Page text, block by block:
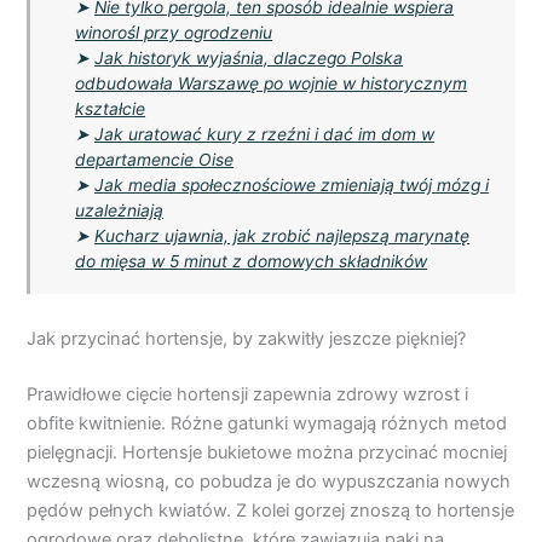
➤Nie tylko pergola, ten sposób idealnie wspiera
winorośl przy ogrodzeniu
➤Jak historyk wyjaśnia, dlaczego Polska
odbudowała Warszawę po wojnie w historycznym
kształcie
➤Jak uratować kury z rzeźni i dać im dom w
departamencie Oise
➤Jak media społecznościowe zmieniają twój mózg i
uzależniają
➤Kucharz ujawnia, jak zrobić najlepszą marynatę
do mięsa w 5 minut z domowych składników
Jak przycinać hortensje, by zakwitły jeszcze piękniej?
Prawidłowe cięcie hortensji zapewnia zdrowy wzrost i
obfite kwitnienie. Różne gatunki wymagają różnych metod
pielęgnacji. Hortensje bukietowe można przycinać mocniej
wczesną wiosną, co pobudza je do wypuszczania nowych
pędów pełnych kwiatów. Z kolei gorzej znoszą to hortensje